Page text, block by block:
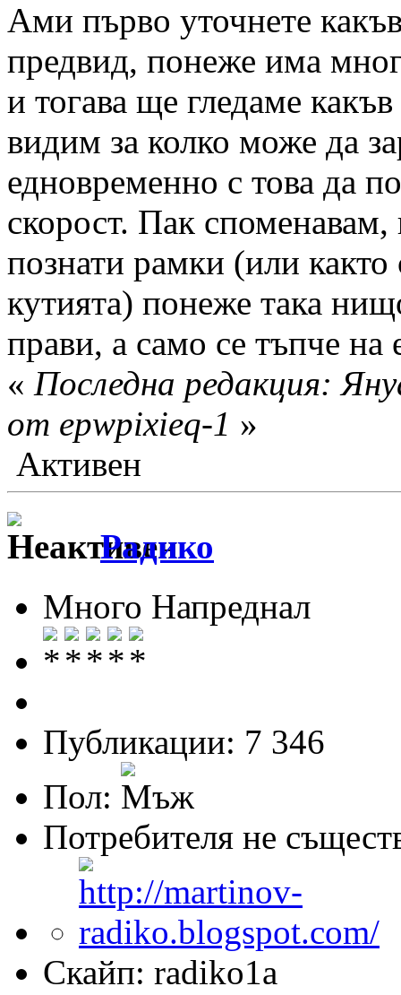
Ами първо уточнете
предвид, понеже има
и тогава ще гледаме
видим за колко може да
едновременно с това да
скорост. Пак
познати рамки (или както
кутията) понеже така
прави, а само се тъпче на
« Последна редакция:
от epwpixieq-1 »
Активен
Радико
Много Напреднал
Публикации: 7 346
Пол:
Потребителя не
Скайп: radiko1a